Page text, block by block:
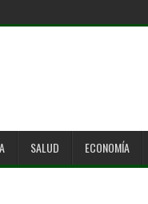
SALUD ECONOMÍA